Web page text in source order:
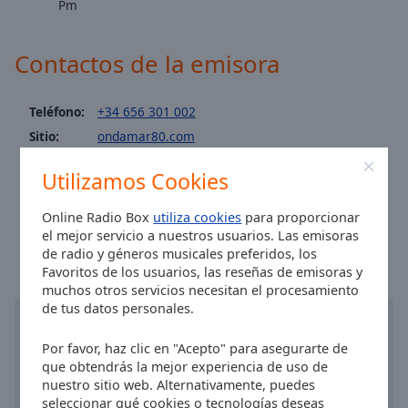
Utilizamos Cookies
Online Radio Box utiliza cookies para proporcionar
el mejor servicio a nuestros usuarios. Las emisoras
de radio y géneros musicales preferidos, los
Favoritos de los usuarios, las reseñas de emisoras y
muchos otros servicios necesitan el procesamiento
de tus datos personales.
Por favor, haz clic en "Acepto" para asegurarte de
que obtendrás la mejor experiencia de uso de
nuestro sitio web. Alternativamente, puedes
seleccionar qué cookies o tecnologías deseas
Opacity
Family
Pm
Contactos de la emisora
Teléfono:
+34 656 301 002
Sitio:
ondamar80.com
Facebook: @Ondamar80-824010314320652
Hora en Barcelona:00:57,08.07.2026